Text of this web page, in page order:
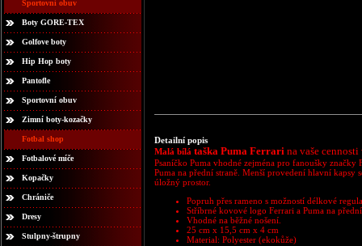
Sportovní obuv
Boty GORE-TEX
Golfove boty
Hip Hop boty
Pantofle
Sportovní obuv
Zimní boty-kozačky
Fotbal shop
Fotbalové míče
Kopačky
Chrániče
Dresy
Stulpny-štrupny
Detailní popis
Malá bílá taška Puma Ferrari na vaše
Psaníčko Puma vhodné zejména pro fanoušky
Puma na přední straně. Menší provedení hlavní kapsy
úložný prostor.
Popruh přes rameno s možností délkové
Stříbrné kovové logo Ferrari a Puma na
Vhodné na běžné nošení.
25 cm x 15,5 cm x 4 cm
Material: Polyester (ekokůže)